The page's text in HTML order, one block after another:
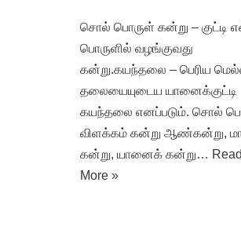
சொல் பொருள் கன்று – குட்டி
பொருளில் வழங்குவது
கன்று.கயந்தலை – பெரிய
தலையையுடைய யானைக்குட்டி
கயந்தலை எனப்படும். சொல்
விளக்கம் கன்று ஆண்கன்று,
கன்று, யானைக் கன்று… Read
More »